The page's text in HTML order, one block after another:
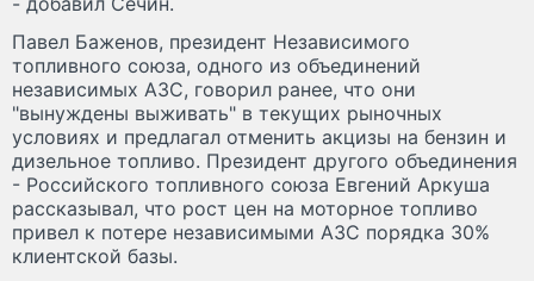
Павел Баженов, президент Независимого
топливного союза, одного из объединений
независимых АЗС, говорил ранее, что они
"вынуждены выживать" в текущих рыночных
условиях и предлагал отменить акцизы на бензин и
дизельное топливо. Президент другого объединения
- Российского топливного союза Евгений Аркуша
рассказывал, что рост цен на моторное топливо
привел к потере независимыми АЗС порядка 30%
клиентской базы.